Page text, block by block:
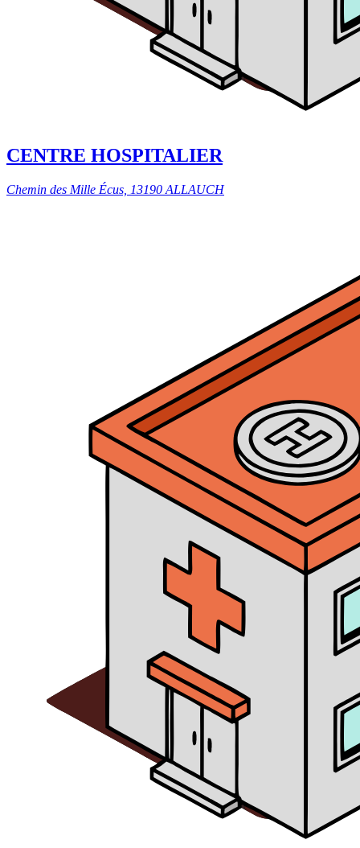
CENTRE HOSPITALIER
Chemin des Mille Écus, 13190 ALLAUCH